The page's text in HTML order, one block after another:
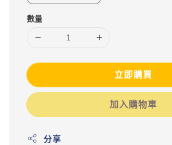
數量
立即購買
加入購物車
分享